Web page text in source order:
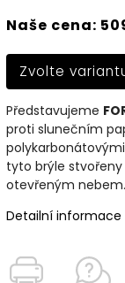
Naše cena:
Zvolte
Představujeme
proti slunečním
tyto brýle
otevřeným nebem.
Detailní informace